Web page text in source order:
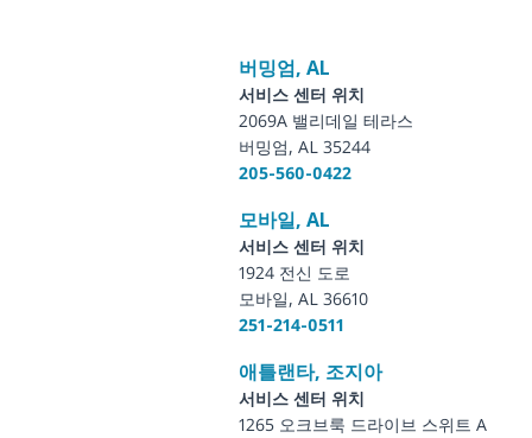
버밍엄, AL
서비스 센터 위치
2069A 밸리데일 테라스
버밍엄, AL 35244
205-560-0422
모바일, AL
서비스 센터 위치
1924 전신 도로
모바일, AL 36610
251-214-0511
애틀랜타, 조지아
서비스 센터 위치
1265 오크브룩 드라이브 스위트 A